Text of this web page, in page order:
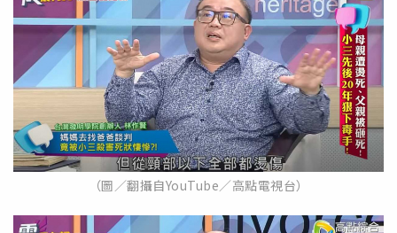
（圖／翻攝自YouTube／高點電視台）